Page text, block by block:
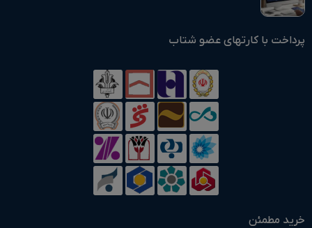
پرداخت با کارتهای عضو شتاب
خرید مطمئن